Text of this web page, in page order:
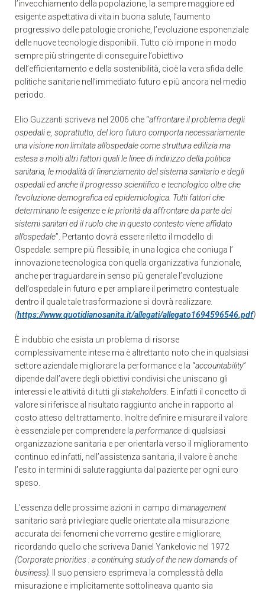
l’invecchiamento della popolazione, la sempre maggiore ed
esigente aspettativa di vita in buona salute, l’aumento
progressivo delle patologie croniche, l’evoluzione esponenziale
delle nuove tecnologie disponibili. Tutto ciò impone in modo
sempre più stringente di conseguire l’obiettivo
dell’efficientamento e della sostenibilità, cioè la vera sfida delle
politiche sanitarie nell’immediato futuro e più ancora nel medio
periodo.
Elio Guzzanti scriveva nel 2006 che “affrontare il problema degli
ospedali e, soprattutto, del loro futuro comporta necessariamente
una visione non limitata all’ospedale come struttura edilizia ma
estesa a molti altri fattori quali le linee di indirizzo della politica
sanitaria, le modalità di finanziamento del sistema sanitario e degli
ospedali ed anche il progresso scientifico e tecnologico oltre che
l’evoluzione demografica ed epidemiologica. Tutti fattori che
determinano le esigenze e le priorità da affrontare da parte dei
sistemi sanitari ed il ruolo che in questo contesto viene affidato
all’ospedale”. Pertanto dovrà essere riletto il modello di
Ospedale: sempre più flessibile, in una logica che coniuga l’
innovazione tecnologica con quella organizzativa funzionale,
anche per traguardare in senso più generale l’evoluzione
dell’ospedale in futuro e per ampliare il perimetro contestuale
dentro il quale tale trasformazione si dovrà realizzare.
(https://www.quotidianosanita.it/allegati/allegato1694596546.pdf)
È indubbio che esista un problema di risorse
complessivamente intese ma è altrettanto noto che in qualsiasi
settore aziendale migliorare la performance e la “accountability”
dipende dall’avere degli obiettivi condivisi che uniscano gli
interessi e le attività di tutti gli stakeholders . E infatti il concetto di
valore si riferisce al risultato raggiunto anche in rapporto al
costo atteso del trattamento. Inoltre definire e misurare il valore
è essenziale per comprendere la performance di qualsiasi
organizzazione sanitaria e per orientarla verso il miglioramento
continuo ed infatti, nell’assistenza sanitaria, il valore è anche
l’esito in termini di salute raggiunta dal paziente per ogni euro
speso.
L’essenza delle prossime azioni in campo di management
sanitario sarà privilegiare quelle orientate alla misurazione
accurata dei fenomeni che vorremo gestire e migliorare,
ricordando quello che scriveva Daniel Yankelovic nel 1972
(Corporate priorities : a continuing study of the new domands of
business).
Il suo pensiero esprimeva la complessità della
misurazione e implicitamente sottolineava quanto sia